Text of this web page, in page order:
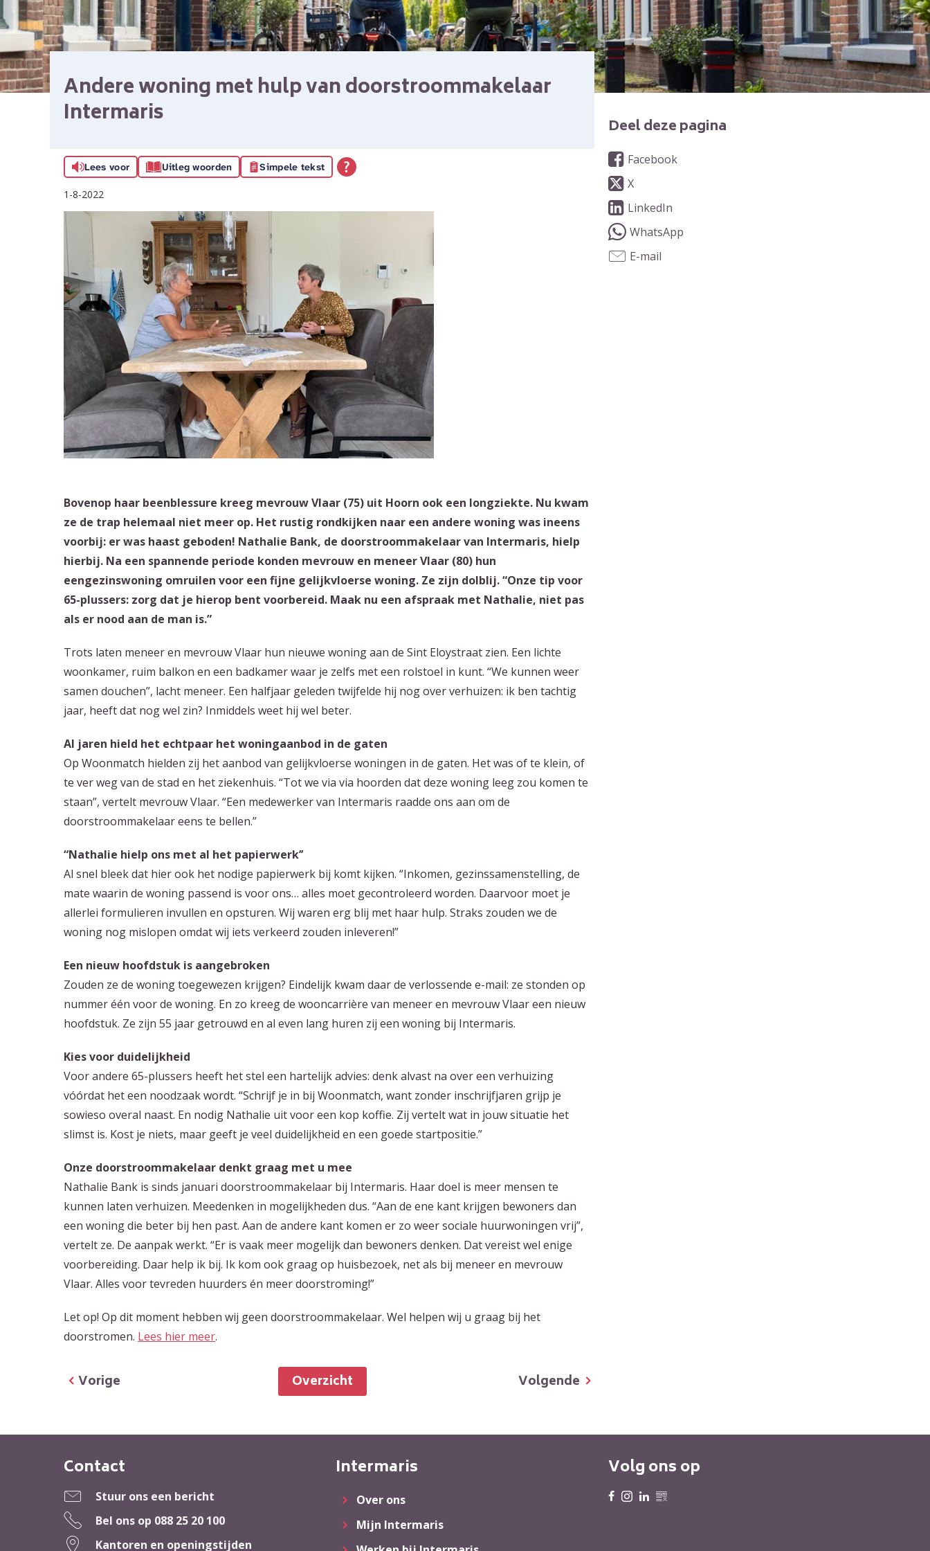
Andere woning met hulp van doorstroommakelaar
Intermaris
Lees voor Uitleg woorden Simpele tekst
1-8-2022
Bovenop haar beenblessure kreeg mevrouw Vlaar (75) uit Hoorn ook een longziekte. Nu kwam
ze de trap helemaal niet meer op. Het rustig rondkijken naar een andere woning was ineens
voorbij: er was haast geboden! Nathalie Bank, de doorstroommakelaar van Intermaris, hielp
hierbij. Na een spannende periode konden mevrouw en meneer Vlaar (80) hun
eengezinswoning omruilen voor een fijne gelijkvloerse woning. Ze zijn dolblij. “Onze tip voor
65-plussers: zorg dat je hierop bent voorbereid. Maak nu een afspraak met Nathalie, niet pas
als er nood aan de man is.”
Trots laten meneer en mevrouw Vlaar hun nieuwe woning aan de Sint Eloystraat zien. Een lichte
woonkamer, ruim balkon en een badkamer waar je zelfs met een rolstoel in kunt. “We kunnen weer
samen douchen”, lacht meneer. Een halfjaar geleden twijfelde hij nog over verhuizen: ik ben tachtig
jaar, heeft dat nog wel zin? Inmiddels weet hij wel beter.
Al jaren hield het echtpaar het woningaanbod in de gaten
Op Woonmatch hielden zij het aanbod van gelijkvloerse woningen in de gaten. Het was of te klein, of
te ver weg van de stad en het ziekenhuis. “Tot we via via hoorden dat deze woning leeg zou komen te
staan”, vertelt mevrouw Vlaar. “Een medewerker van Intermaris raadde ons aan om de
doorstroommakelaar eens te bellen.”
“Nathalie hielp ons met al het papierwerk’’
Al snel bleek dat hier ook het nodige papierwerk bij komt kijken. “Inkomen, gezinssamenstelling, de
mate waarin de woning passend is voor ons… alles moet gecontroleerd worden. Daarvoor moet je
allerlei formulieren invullen en opsturen. Wij waren erg blij met haar hulp. Straks zouden we de
woning nog mislopen omdat wij iets verkeerd zouden inleveren!”
Een nieuw hoofdstuk is aangebroken
Zouden ze de woning toegewezen krijgen? Eindelijk kwam daar de verlossende e-mail: ze stonden op
nummer één voor de woning. En zo kreeg de wooncarrière van meneer en mevrouw Vlaar een nieuw
hoofdstuk. Ze zijn 55 jaar getrouwd en al even lang huren zij een woning bij Intermaris.
Kies voor duidelijkheid
Voor andere 65-plussers heeft het stel een hartelijk advies: denk alvast na over een verhuizing
vóórdat het een noodzaak wordt. “Schrijf je in bij Woonmatch, want zonder inschrijfjaren grijp je
sowieso overal naast. En nodig Nathalie uit voor een kop koffie. Zij vertelt wat in jouw situatie het
slimst is. Kost je niets, maar geeft je veel duidelijkheid en een goede startpositie.”
Onze doorstroommakelaar denkt graag met u mee
Nathalie Bank is sinds januari doorstroommakelaar bij Intermaris. Haar doel is meer mensen te
kunnen laten verhuizen. Meedenken in mogelijkheden dus. “Aan de ene kant krijgen bewoners dan
een woning die beter bij hen past. Aan de andere kant komen er zo weer sociale huurwoningen vrij”,
vertelt ze. De aanpak werkt. “Er is vaak meer mogelijk dan bewoners denken. Dat vereist wel enige
voorbereiding. Daar help ik bij. Ik kom ook graag op huisbezoek, net als bij meneer en mevrouw
Vlaar. Alles voor tevreden huurders én meer doorstroming!”
Let op! Op dit moment hebben wij geen doorstroommakelaar. Wel helpen wij u graag bij het
doorstromen. Lees hier meer.
Volgende
Overzicht
Vorige
Deel deze pagina
Facebook
X
LinkedIn
WhatsApp
E-mail
Contactinformatie
Contact
Stuur ons een bericht
Bel ons op 088 25 20 100
Kantoren en openingstijden
Intermaris
Over ons
Mijn Intermaris
Volg ons op